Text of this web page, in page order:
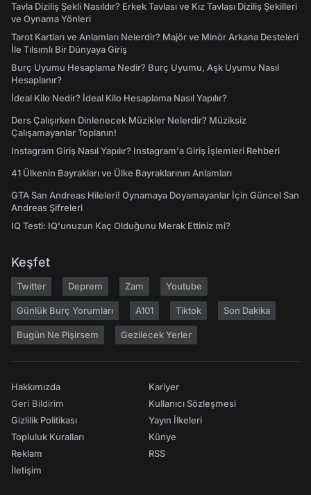
Tavla Diziliş Şekli Nasıldır? Erkek Tavlası ve Kız Tavlası Diziliş Şekilleri
ve Oynama Yönleri
Tarot Kartları ve Anlamları Nelerdir? Majör ve Minör Arkana Desteleri
İle Tılsımlı Bir Dünyaya Giriş
Burç Uyumu Hesaplama Nedir? Burç Uyumu, Aşk Uyumu Nasıl
Hesaplanır?
İdeal Kilo Nedir? İdeal Kilo Hesaplama Nasıl Yapılır?
Ders Çalışırken Dinlenecek Müzikler Nelerdir? Müziksiz
Çalışamayanlar Toplanın!
Instagram Giriş Nasıl Yapılır? Instagram'a Giriş İşlemleri Rehberi
41 Ülkenin Bayrakları ve Ülke Bayraklarının Anlamları
GTA San Andreas Hileleri! Oynamaya Doyamayanlar İçin Güncel San
Andreas Şifreleri
IQ Testi: IQ'unuzun Kaç Olduğunu Merak Ettiniz mi?
Keşfet
Twitter Deprem Zam Youtube
Günlük Burç Yorumları A101 Tiktok Son Dakika
Bugün Ne Pişirsem Gezilecek Yerler
Hakkımızda
Geri Bildirim
Gizlilik Politikası
Topluluk Kuralları
Reklam
İletişim
Kariyer
Kullanıcı Sözleşmesi
Yayın İlkeleri
Künye
RSS